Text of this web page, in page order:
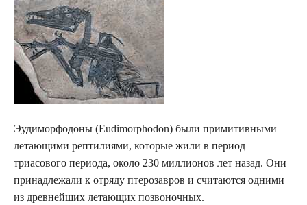
Эудиморфодоны (Eudimorphodon) были примитивными
летающими рептилиями, которые жили в период
триасового периода, около 230 миллионов лет назад. Они
принадлежали к отряду птерозавров и считаются одними
из древнейших летающих позвоночных.